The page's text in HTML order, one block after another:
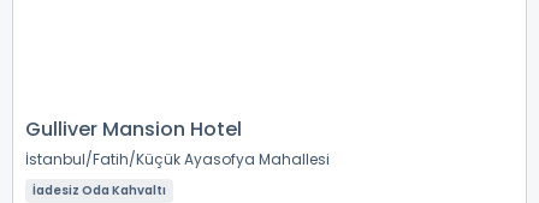
Gulliver Mansion Hotel
İstanbul Fatih Küçük Ayasofya Mahallesi
İadesiz Oda Kahvaltı